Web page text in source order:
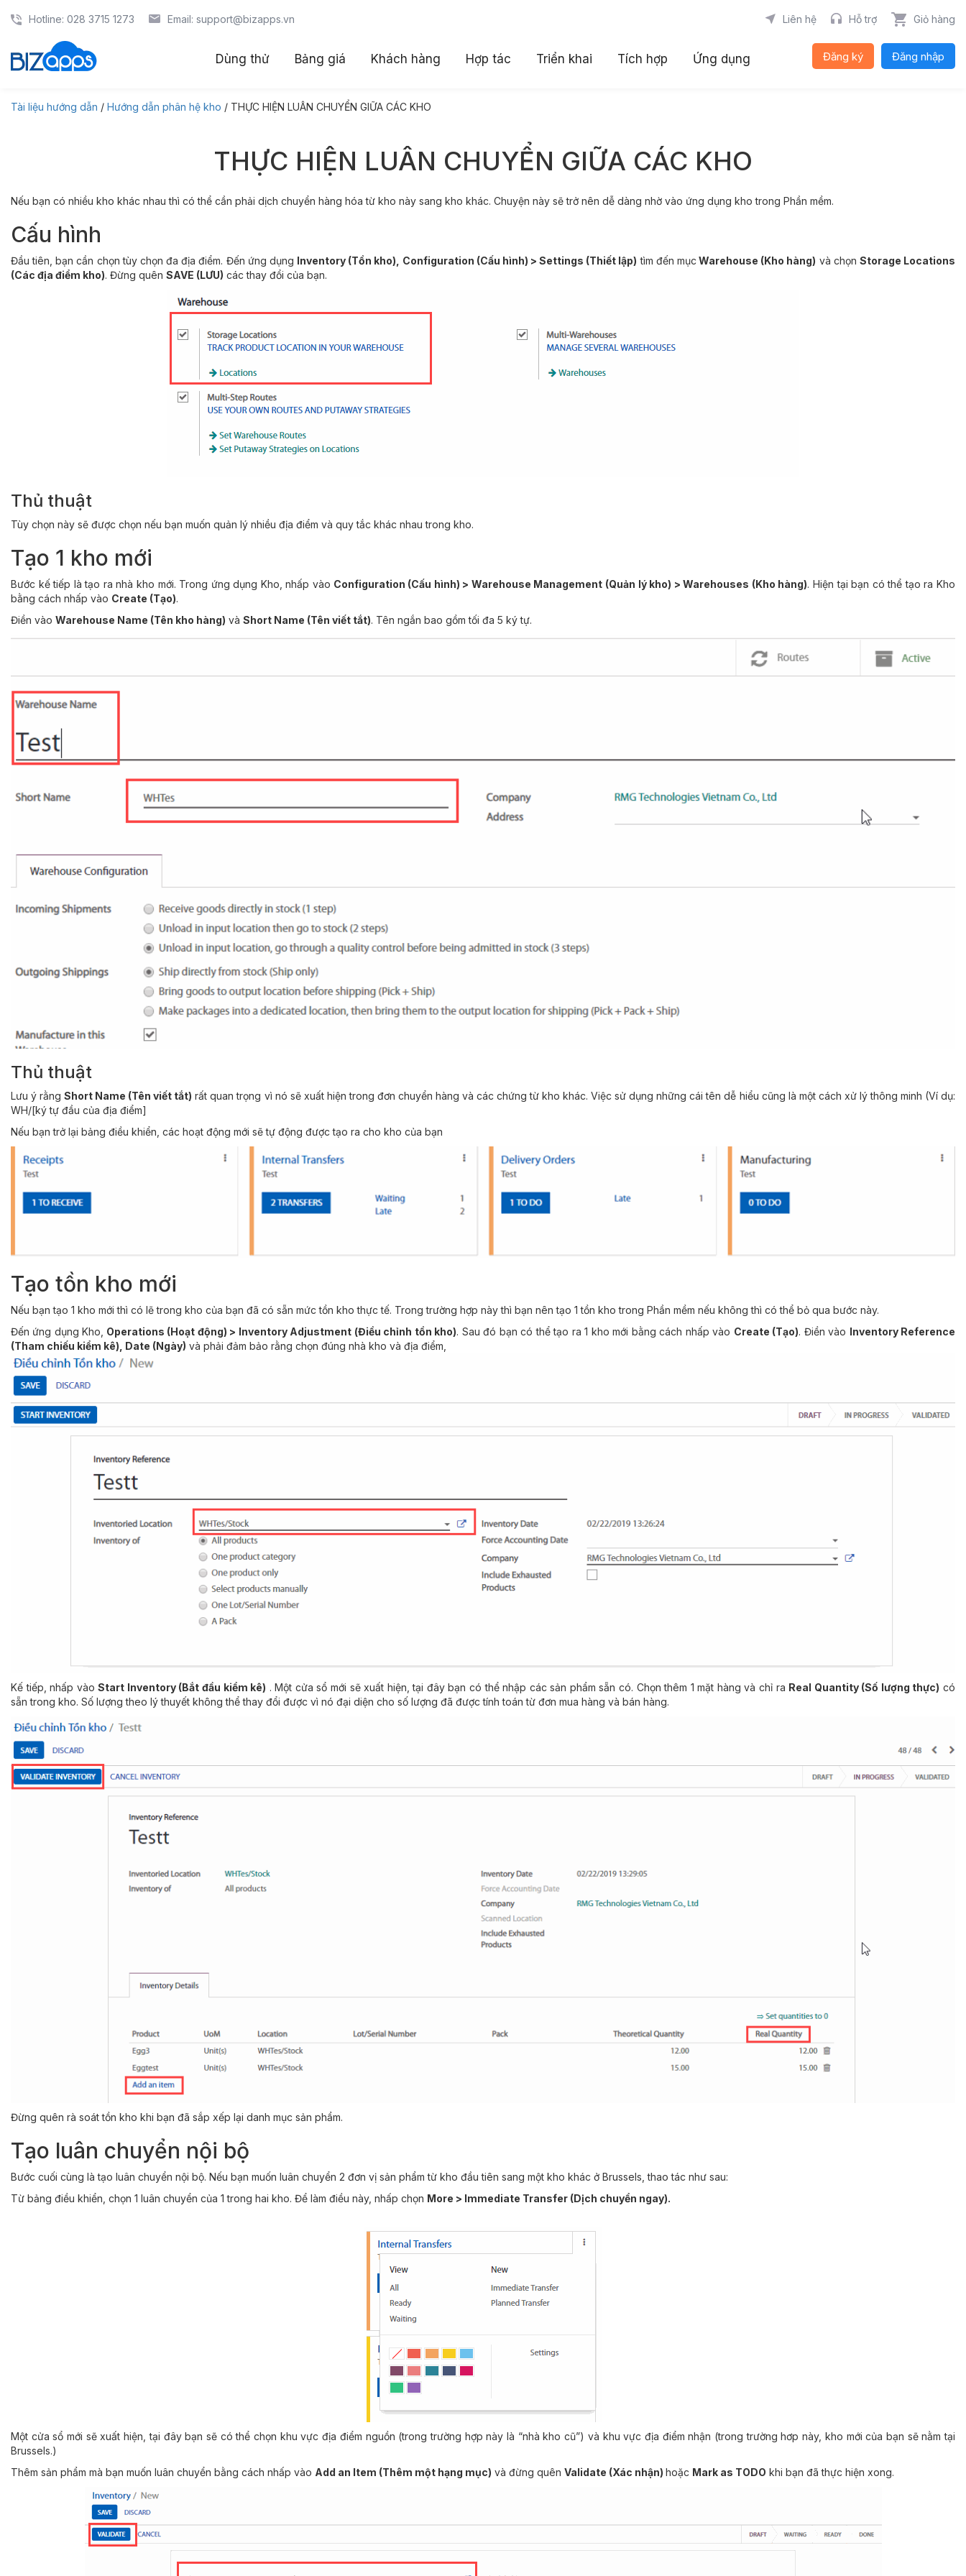
Hotline: 028 3715 1273 Email: support@bizapps.vn Liên hệ Hỗ trợ Giỏ hàng
Dùng thử Bảng giá Khách hàng Hợp tác Triển khai Tích hợp Ứng dụng Đăng ký Đăng nhập
Tài liệu hướng dẫn / Hướng dẫn phân hệ kho / THỰC HIỆN LUÂN CHUYỂN GIỮA CÁC KHO
THỰC HIỆN LUÂN CHUYỂN GIỮA CÁC KHO
Nếu bạn có nhiều kho khác nhau thì có thể cần phải dịch chuyển hàng hóa từ kho này sang kho khác. Chuyện này sẽ trở nên dễ dàng nhờ vào ứng dụng kho trong Phần mềm.
Cấu hình
Đầu tiên, bạn cần chọn tùy chọn đa địa điểm. Đến ứng dụng Inventory (Tồn kho), Configuration (Cấu hình) > Settings (Thiết lập) tìm đến mục Warehouse (Kho hàng) và chọn Storage Locations
(Các địa điểm kho). Đừng quên SAVE (LƯU) các thay đổi của bạn.
Thủ thuật
Tùy chọn này sẽ được chọn nếu bạn muốn quản lý nhiều địa điểm và quy tắc khác nhau trong kho.
Tạo 1 kho mới
Bước kế tiếp là tạo ra nhà kho mới. Trong ứng dụng Kho, nhấp vào Configuration (Cấu hình) > Warehouse Management (Quản lý kho) > Warehouses (Kho hàng). Hiện tại bạn có thể tạo ra Kho
bằng cách nhấp vào Create (Tạo).
Điền vào Warehouse Name (Tên kho hàng) và Short Name (Tên viết tắt). Tên ngắn bao gồm tối đa 5 ký tự.
Thủ thuật
Lưu ý rằngShort Name (Tên viết tắt) rất quan trọng vì nó sẽ xuất hiện trong đơn chuyển hàng và các chứng từ kho khác. Việc sử dụng những cái tên dễ hiểu cũng là một cách xử lý thông minh (Ví dụ:
WH/[ký tự đầu của địa điểm]
Nếu bạn trở lại bảng điều khiển, các hoạt động mới sẽ tự động được tạo ra cho kho của bạn
Tạo tồn kho mới
Nếu bạn tạo 1 kho mới thì có lẽ trong kho của bạn đã có sẵn mức tồn kho thực tế. Trong trường hợp này thì bạn nên tạo 1 tồn kho trong Phần mềm nếu không thì có thể bỏ qua bước này.
Đến ứng dụng Kho, Operations (Hoạt động) > Inventory Adjustment (Điều chỉnh tồn kho). Sau đó bạn có thể tạo ra 1 kho mới bằng cách nhấp vào Create (Tạo). Điền vào Inventory Reference
(Tham chiếu kiểm kê), Date (Ngày) và phải đảm bảo rằng chọn đúng nhà kho và địa điểm,
Kế tiếp, nhấp vàoStart Inventory (Bắt đầu kiểm kê) . Một cửa sổ mới sẽ xuất hiện, tại đây bạn có thể nhập các sản phẩm sẵn có. Chọn thêm 1 mặt hàng và chỉ ra Real Quantity (Số lượng thực) có
sẵn trong kho. Số lượng theo lý thuyết không thể thay đổi được vì nó đại diện cho số lượng đã được tính toán từ đơn mua hàng và bán hàng.
Đừng quên rà soát tồn kho khi bạn đã sắp xếp lại danh mục sản phẩm.
Tạo luân chuyển nội bộ
Bước cuối cùng là tạo luân chuyển nội bộ. Nếu bạn muốn luân chuyển 2 đơn vị sản phẩm từ kho đầu tiên sang một kho khác ở Brussels, thao tác như sau:
Từ bảng điều khiển, chọn 1 luân chuyển của 1 trong hai kho. Để làm điều này, nhấp chọn More > Immediate Transfer (Dịch chuyển ngay).
Một cửa sổ mới sẽ xuất hiện, tại đây bạn sẽ có thể chọn khu vực địa điểm nguồn (trong trường hợp này là “nhà kho cũ”) và khu vực địa điểm nhận (trong trường hơp này, kho mới của bạn sẽ nằm tại
Brussels.)
Thêm sản phẩm mà bạn muốn luân chuyển bằng cách nhấp vào Add an Item (Thêm một hạng mục) và đừng quên Validate (Xác nhận) hoặc Mark as TODO khi bạn đã thực hiện xong.